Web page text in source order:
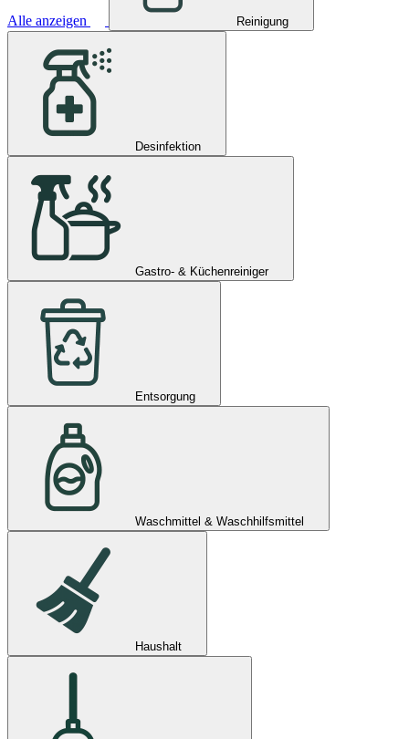
Alle anzeigen Reinigung
Desinfektion
Gastro- & Küchenreiniger
Entsorgung
Waschmittel & Waschhilfsmittel
Haushalt